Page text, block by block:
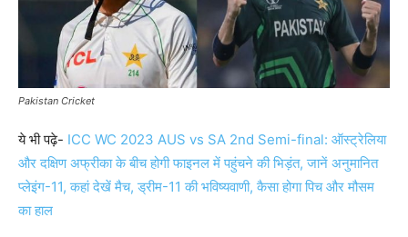
Pakistan Cricket
ये भी पढ़े- ICC WC 2023 AUS vs SA 2nd Semi-final: ऑस्ट्रेलिया
और दक्षिण अफ्रीका के बीच होगी फाइनल में पहुंचने की भिड़ंत, जानें अनुमानित
प्लेइंग-11, कहां देखें मैच, ड्रीम-11 की भविष्यवाणी, कैसा होगा पिच और मौसम
का हाल